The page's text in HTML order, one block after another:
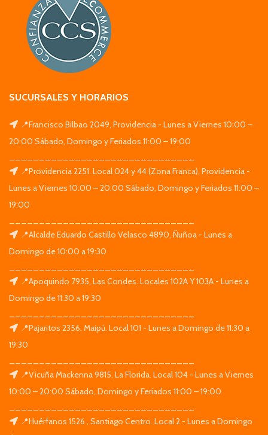
SUCURSALES Y HORARIOS
📍Francisco Bilbao 2049, Providencia - Lunes a Viernes 10:00 –
20:00 Sábado, Domingo y Feriados 11:00 – 19:00
📍Providencia 2251. Local 024 y 44 (Zona Franca), Providencia -
Lunes a Viernes 10:00 – 20:00 Sábado, Domingo y Feriados 11:00 –
19:00
📍Alcalde Eduardo Castillo Velasco 4890, Ñuñoa - Lunes a
Domingo de 10:00 a 19:30
📍Apoquindo 7935, Las Condes. Locales 102A Y 103A - Lunes a
Domingo de 11:30 a 19:30
📍Pajaritos 2356, Maipú. Local 101 - Lunes a Domingo de 11:30 a
19:30
📍Vicuña Mackenna 9815, La Florida. Local 104 - Lunes a Viernes
10:00 – 20:00 Sábado, Domingo y Feriados 11:00 – 19:00
📍Huérfanos 1526 , Santiago Centro. Local 2 - Lunes a Domingo